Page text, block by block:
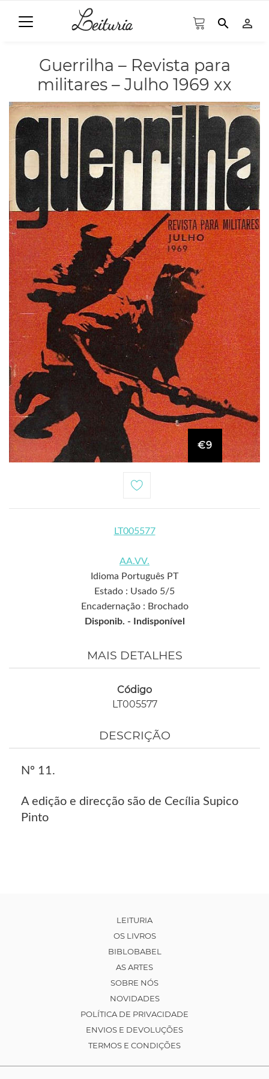
search person_outline
Guerrilha – Revista para
militares – Julho 1969 xx
€9
LT005577
AA.VV.
Idioma Português PT
Estado : Usado 5/5
Encadernação : Brochado
Disponib. -
Indisponível
MAIS DETALHES
Código
LT005577
DESCRIÇÃO
Nº 11.
A edição e direcção são de Cecília Supico
Pinto
LEITURIA
OS LIVROS
BIBLOBABEL
AS ARTES
SOBRE NÓS
NOVIDADES
POLÍTICA DE PRIVACIDADE
ENVIOS E DEVOLUÇÕES
TERMOS E CONDIÇÕES